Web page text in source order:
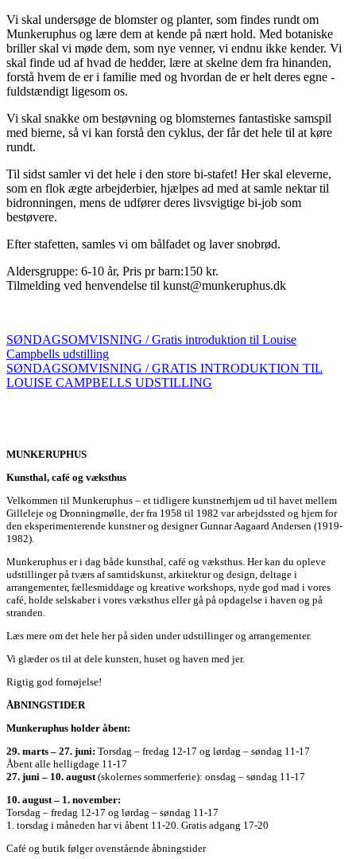
Vi skal undersøge de blomster og planter, som findes rundt om
Munkeruphus og lære dem at kende på nært hold. Med botaniske
briller skal vi møde dem, som nye venner, vi endnu ikke kender. Vi
skal finde ud af hvad de hedder, lære at skelne dem fra hinanden,
forstå hvem de er i familie med og hvordan de er helt deres egne -
fuldstændigt ligesom os.
Vi skal snakke om bestøvning og blomsternes fantastiske samspil
med bierne, så vi kan forstå den cyklus, der får det hele til at køre
rundt.
Til sidst samler vi det hele i den store bi-stafet! Her skal eleverne,
som en flok ægte arbejderbier, hjælpes ad med at samle nektar til
bidronningen, mens de udfører deres livsvigtige bi-job som
bestøvere.
Efter stafetten, samles vi om bålfadet og laver snobrød.
Aldersgruppe: 6-10 år, Pris pr barn:150 kr.
Tilmelding ved henvendelse til kunst@munkeruphus.dk
SØNDAGSOMVISNING / Gratis introduktion til Louise
Campbells udstilling
SØNDAGSOMVISNING / GRATIS INTRODUKTION TIL
LOUISE CAMPBELLS UDSTILLING
MUNKERUPHUS
Kunsthal, café og væksthus
Velkommen til Munkeruphus – et tidligere kunstnerhjem ud til havet mellem
Gilleleje og Dronningmølle, der fra 1958 til 1982 var arbejdssted og hjem for
den eksperimenterende kunstner og designer Gunnar Aagaard Andersen (1919-
1982).
Munkeruphus er i dag både kunsthal, café og væksthus. Her kan du opleve
udstillinger på tværs af samtidskunst, arkitektur og design, deltage i
arrangementer, fællesmiddage og kreative workshops, nyde god mad i vores
café, holde selskaber i vores væksthus eller gå på opdagelse i haven og på
stranden.
Læs mere om det hele her på siden under udstillinger og arrangementer.
Vi glæder os til at dele kunsten, huset og haven med jer.
Rigtig god fornøjelse!
ÅBNINGSTIDER
Munkeruphus holder åbent:
29. marts – 27. juni: Torsdag – fredag 12-17 og lørdag – søndag 11-17
Åbent alle helligdage 11-17
27. juni – 10. august (skolernes sommerferie): onsdag – søndag 11-17
10. august – 1. november:
Torsdag – fredag 12-17 og lørdag – søndag 11-17
1. torsdag i måneden har vi åbent 11-20. Gratis adgang 17-20
Café og butik følger ovenstående åbningstider